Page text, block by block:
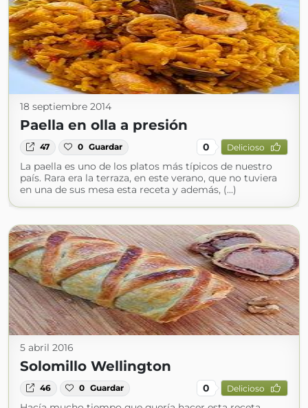
18 septiembre 2014
Paella en olla a presión
47 0 Guardar 0 Delicioso
La paella es uno de los platos más típicos de nuestro
país. Rara era la terraza, en este verano, que no tuviera
en una de sus mesa esta receta y además, (...)
5 abril 2016
Solomillo Wellington
46 0 Guardar 0 Delicioso